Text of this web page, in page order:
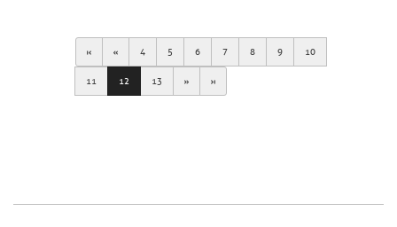
First Previous
4 5 6 7 8 9 10
11 12 13 Next Last